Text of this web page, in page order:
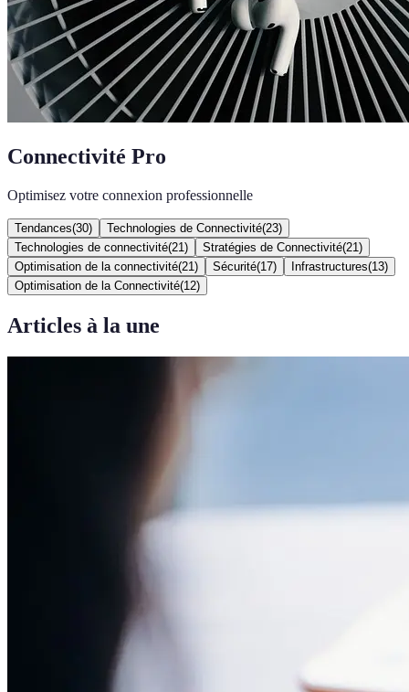
Connectivité Pro
Optimisez votre connexion professionnelle
Tendances(30) Technologies de Connectivité(23)
Technologies de connectivité(21 ) Stratégies de Connectivité(21 )
Optimisation de la connectivité(21 ) Sécurité(17) Infrastructures(13)
Optimisation de la Connectivité(12)
Articles à la une